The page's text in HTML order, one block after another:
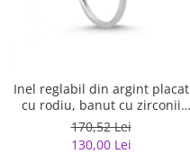
Inel reglabil din argint placat
cu rodiu, banut cu zirconii
albe si albastre
170,52 Lei
130,00 Lei